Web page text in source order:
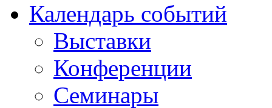
Календарь событий
Выставки
Конференции
Семинары